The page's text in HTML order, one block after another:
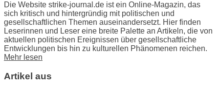
Die Website strike-journal.de ist ein Online-Magazin, das
sich kritisch und hintergründig mit politischen und
gesellschaftlichen Themen auseinandersetzt. Hier finden
Leserinnen und Leser eine breite Palette an Artikeln, die von
aktuellen politischen Ereignissen über gesellschaftliche
Entwicklungen bis hin zu kulturellen Phänomenen reichen.
Mehr lesen
Artikel aus